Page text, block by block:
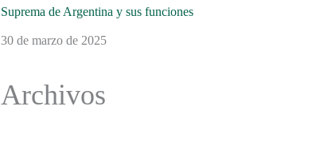
Suprema de Argentina y sus funciones
30 de marzo de 2025
Archivos